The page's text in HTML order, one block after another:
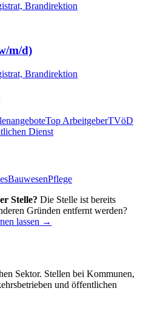
Brandirektion
m/d)
Brandirektion
Top ArbeitgeberTVöD
Dienst
BauwesenPflege
Stelle? Die Stelle ist bereits
Gründen entfernt werden?
lassen →
Sektor. Stellen bei Kommunen,
und öffentlichen